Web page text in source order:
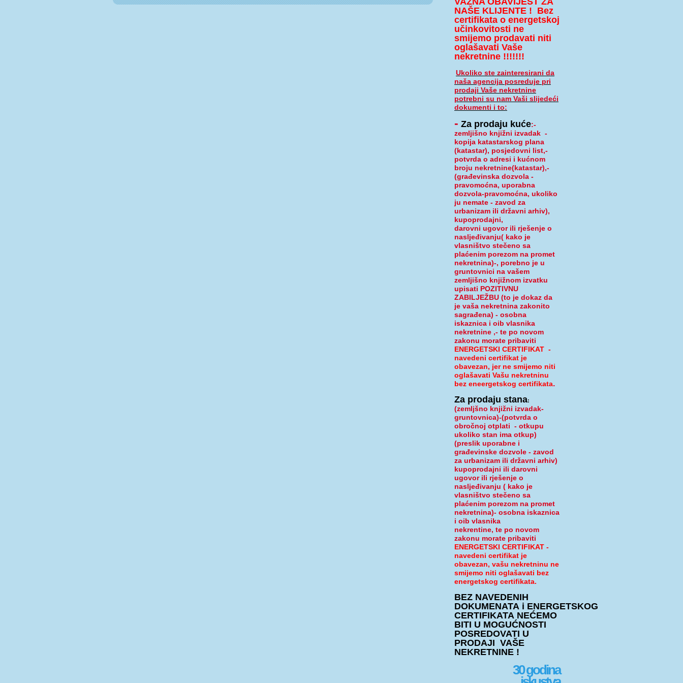
NAŠE KLIJENTE ! Bez
certifikata o energetskoj
učinkovitosti ne
smijemo prodavati niti
oglašavati Vaše
nekretnine !!!!!!!
Ukoliko ste zainteresirani da
naša agencija posreduje pri
prodaji Vaše nekretnine
potrebni su nam Vaši slijedeći
dokumenti i to:
- Za prodaju kuće:-
zemljišno knjižni izvadak -
kopija katastarskog plana
(katastar), posjedovni list,-
potvrda o adresi i kućnom
broju nekretnine(katastar),-
(građevinska dozvola -
pravomoćna, uporabna
dozvola-pravomoćna, ukoliko
ju nemate - zavod za
urbanizam ili državni arhiv),
kupoprodajni,
darovni ugovor ili rješenje o
nasljeđivanju( kako je
vlasništvo stečeno sa
plaćenim porezom na promet
nekretnina)-, porebno je u
gruntovnici na vašem
zemljišno knjižnom izvatku
upisati POZITIVNU
ZABILJEŽBU (to je dokaz da
je vaša nekretnina zakonito
sagrađena) - osobna
iskaznica i oib vlasnika
nekretnine ,- te po novom
zakonu morate pribaviti
ENERGETSKI CERTIFIKAT -
navedeni certifikat je
obavezan, jer ne smijemo niti
oglašavati Vašu nekretninu
bez eneergetskog certifikata.
Za prodaju stana:
(zemljšno knjižni izvadak-
gruntovnica)-(potvrda o
obročnoj otplati - otkupu
ukoliko stan ima otkup)
(preslik uporabne i
građevinske dozvole - zavod
za urbanizam ili državni arhiv)
kupoprodajni ili darovni
ugovor ili rješenje o
nasljeđivanju ( kako je
vlasništvo stečeno sa
plaćenim porezom na promet
nekretnina)- osobna iskaznica
i oib vlasnika
nekrentine, te po novom
zakonu morate pribaviti
ENERGETSKI CERTIFIKAT -
navedeni certifikat je
obavezan, vašu nekretninu ne
smijemo niti oglašavati bez
energetskog certifikata.
BEZ NAVEDENIH
DOKUMENATA i ENERGETSKOG
CERTIFIKATA NEĆEMO
BITI U MOGUĆNOSTI
POSREDOVATI U
PRODAJI VAŠE
NEKRETNINE !
30 godina